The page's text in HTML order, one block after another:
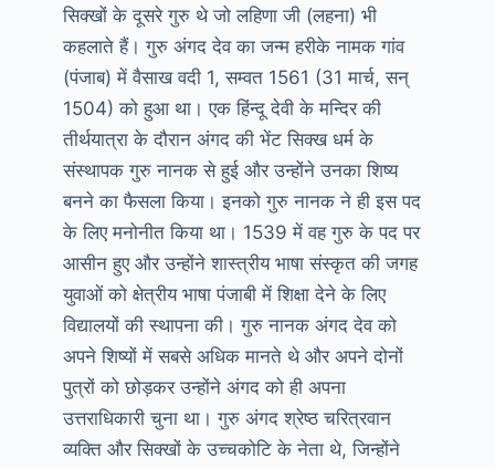
सिक्खों के दूसरे गुरु थे जो लहिणा जी (लहना) भी
कहलाते हैं। गुरु अंगद देव का जन्म हरीके नामक गांव
(पंजाब) में वैसाख वदी 1, सम्वत 1561 (31 मार्च, सन्
1504) को हुआ था। एक हिंन्दू देवी के मन्दिर की
तीर्थयात्रा के दौरान अंगद की भेंट सिक्ख धर्म के
संस्थापक गुरु नानक से हुई और उन्होंने उनका शिष्य
बनने का फैसला किया। इनको गुरु नानक ने ही इस पद
के लिए मनोनीत किया था। 1539 में वह गुरु के पद पर
आसीन हुए और उन्होंने शास्त्रीय भाषा संस्कृत की जगह
युवाओं को क्षेत्रीय भाषा पंजाबी में शिक्षा देने के लिए
विद्यालयों की स्थापना की। गुरु नानक अंगद देव को
अपने शिष्यों में सबसे अधिक मानते थे और अपने दोनों
पुत्रों को छोड़कर उन्होंने अंगद को ही अपना
उत्तराधिकारी चुना था। गुरु अंगद श्रेष्ठ चरित्रवान
व्यक्ति और सिक्खों के उच्चकोटि के नेता थे, जिन्होंने